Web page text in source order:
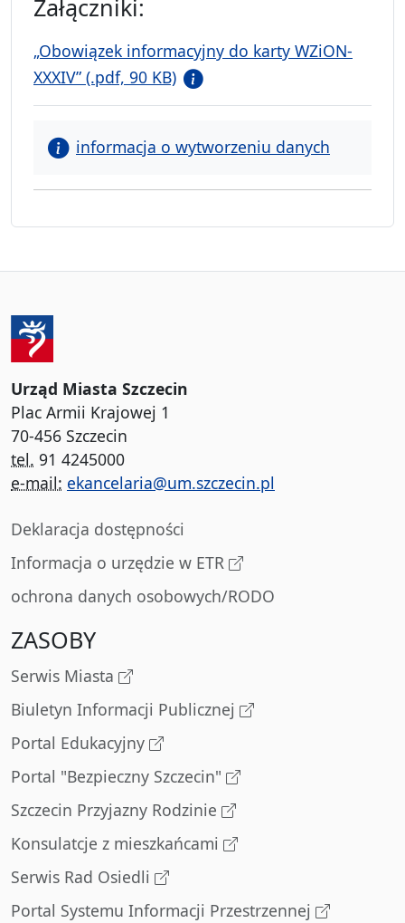
Załączniki:
„Obowiązek informacyjny do karty WZiON-
XXXIV” (.pdf, 90 KB)
informacja o wytworzeniu danych
Urząd Miasta Szczecin
Plac Armii Krajowej 1
70-456 Szczecin
tel. 91 4245000
e-mail: ekancelaria@um.szczecin.pl
Deklaracja dostępności
Informacja o urzędzie w ETR
ochrona danych osobowych/RODO
ZASOBY
Serwis Miasta
Biuletyn Informacji Publicznej
Portal Edukacyjny
Portal "Bezpieczny Szczecin"
Szczecin Przyjazny Rodzinie
Konsulatcje z mieszkańcami
Serwis Rad Osiedli
Portal Systemu Informacji Przestrzennej